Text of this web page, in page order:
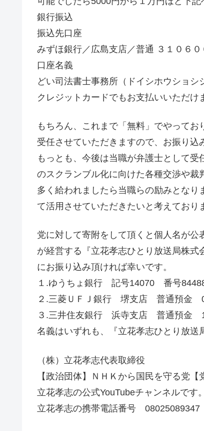
銀行振込
振込先口座
みずほ銀行／広島支店／普通 ３１０６０
口座名義
どい司法書士事務所（ドイシホウショシ
クレジットカードでもお支払いいただけ
もちろん、これまで「無料」でやって
受任させていただきますので、お振り込
もっとも、今後は当職が弁護士として
のスクランブル化に向けた各種交渉や裁
多く給われましたら当職らの励みとな
て活用させていただきたいと考えており
党に対して寄附をして頂くと個人名が
が経営する『立花孝志ひとり放送局株式
にお振り込み頂ければ幸いです。
１.ゆうちょ銀行 記号14070 番号
２.三菱ＵＦＪ銀行 堺支店 普通預金
３.三井住友銀行 浜寺支店 普通預金
名義はいずれも、『立花孝志ひとり放送
（株）立花孝志代表取締役
【政治団体】ＮＨＫから国民を守る党【
立花孝志の公式YouTubeチャンネルです。
立花孝志の携帯電話番号 08025089347